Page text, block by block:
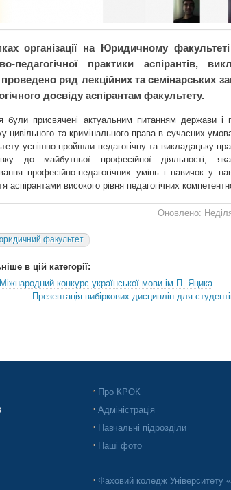
організації на Юридичному
педагогічної практики аспірантів,
ряд лекційних та семінарських
досвіду аспірантам факультету.
були присвячені актуальним питанням держави
цивільного та кримінального права в сучасних
успішно пройшли педагогічну та викладацьку
до майбутньої професійної діяльності,
професійно-педагогічних умінь і навичок у
аспірантами високого рівня педагогічних
Оновлено:
факультет
в цій категорії:
конкурс української мови ім.П. Яцика
Презентація вибіркових дисциплін для
Про КРОК
Адміністрація
Навчальні підрозділи
Наші фото
Фаховий коледж Університету